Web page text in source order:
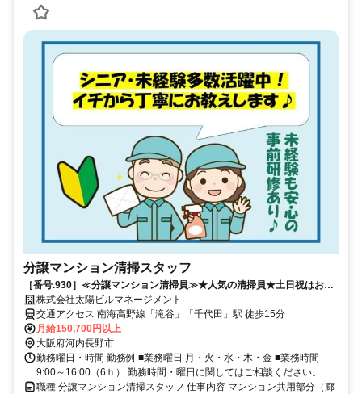
分譲マンション清掃スタッフ
［番号.930］≪分譲マンション清掃員≫★人気の清掃員★土日祝はお休
みです！
株式会社太陽ビルマネージメント
交通アクセス 南海高野線「滝谷」「千代田」駅 徒歩15分
月給150,700円以上
大阪府河内長野市
勤務曜日・時間 勤務例 ■業務曜日 月・火・水・木・金 ■業務時間
9:00～16:00（6ｈ） 勤務時間・曜日に関してはご相談ください。
職種 分譲マンション清掃スタッフ 仕事内容 マンション共用部分（廊